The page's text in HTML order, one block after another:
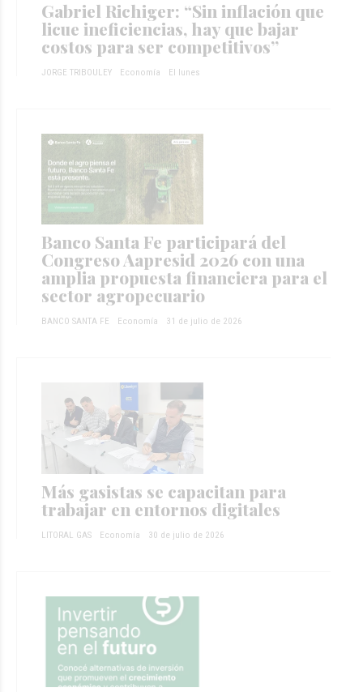
Gabriel Richiger: “Sin inflación que
licue ineficiencias, hay que bajar
costos para ser competitivos”
JORGE TRIBOULEY Economía El lunes
Banco Santa Fe participará del
Congreso Aapresid 2026 con una
amplia propuesta financiera para el
sector agropecuario
BANCO SANTA FE Economía 31 de julio de 2026
Más gasistas se capacitan para
trabajar en entornos digitales
LITORAL GAS Economía 30 de julio de 2026